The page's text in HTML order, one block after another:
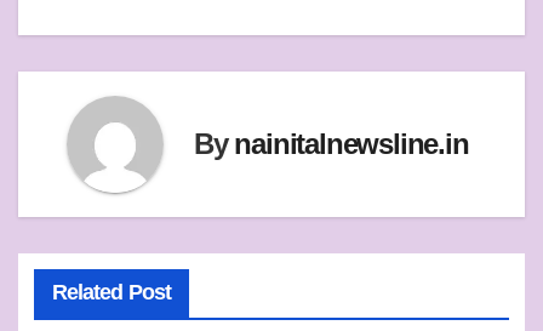
p
o
k
Bynainitalnewsline.in
Related Post